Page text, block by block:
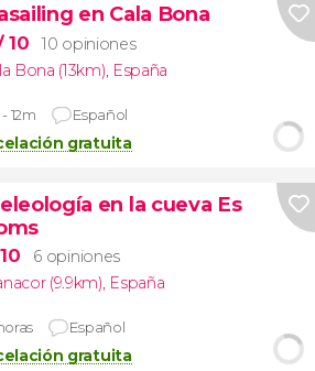
en Cala Bona
10
10 opiniones
Bona (13km), España
12m Español
gratuita
en la cueva Es
6 opiniones
(9.9km), España
Español
gratuita